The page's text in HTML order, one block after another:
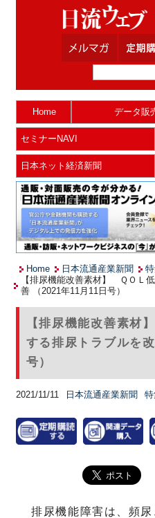
Home データ販
セミナーNAVI
日本ネット経済新聞
Home 日本流通産業新聞
【排尿機能改善素材】 ＱＯＬ
善 （2021年11月11日号）
【排尿機能改善素材
する排尿トラブルを
号）
2021/11/11 日本流通産業新聞
排尿機能障害は、頻尿